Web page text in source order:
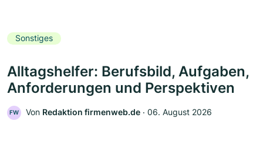
Sonstiges
Alltagshelfer: Berufsbild, Aufgaben,
Anforderungen und Perspektiven
FW Von Redaktion firmenweb.de ‧ 06. August 2026